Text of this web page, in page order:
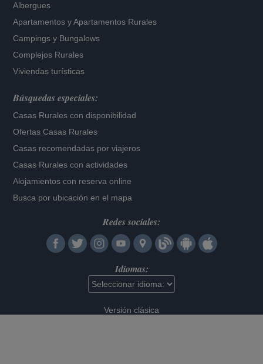
Albergues
Apartamentos yApartamentos Rurales
Campings y Bungalows
Complejos Rurales
Viviendas turísticas
Búsquedas especiales:
Casas Rurales con disponibilidad
Ofertas Casas Rurales
Casas recomendadas por viajeros
Casas Rurales con actividades
Alojamientos con reserva online
Busca por ubicación en el mapa
Redes sociales:
Idiomas:
Versión clásica